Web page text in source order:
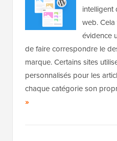
intelligent
web.
évidence
de faire correspondre le
marque. Certains sites
personnalisés pour les
chaque catégorie son
»